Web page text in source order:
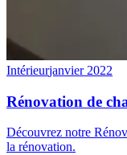
Intérieurjanvier 2022
Rénovation de
Découvrez notre
la rénovation.